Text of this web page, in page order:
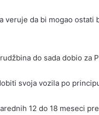
da bi mogao ostati
do sada dobio za
svoja vozila po
12 do 18 meseci